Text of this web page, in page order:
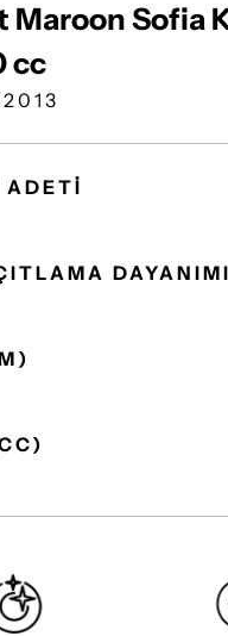
Maroon Sofia
cc
DAYANIMI